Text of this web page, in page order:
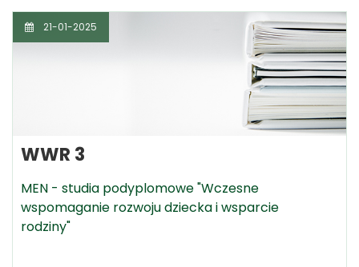
21-01-2025
WWR 3
MEN - studia podyplomowe "Wczesne
wspomaganie rozwoju dziecka i wsparcie
rodziny"